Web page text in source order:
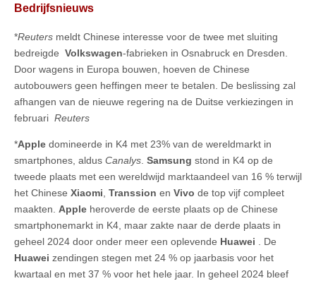
Bedrijfsnieuws
*Reuters meldt Chinese interesse voor de twee met sluiting
bedreigde Volkswagen-fabrieken in Osnabruck en Dresden.
Door wagens in Europa bouwen, hoeven de Chinese
autobouwers geen heffingen meer te betalen. De beslissing zal
afhangen van de nieuwe regering na de Duitse verkiezingen in
februari Reuters
*Apple domineerde in K4 met 23% van de wereldmarkt in
smartphones, aldus Canalys. Samsung stond in K4 op de
tweede plaats met een wereldwijd marktaandeel van 16 % terwijl
het Chinese Xiaomi, Transsion en Vivo de top vijf compleet
maakten. Apple heroverde de eerste plaats op de Chinese
smartphonemarkt in K4, maar zakte naar de derde plaats in
geheel 2024 door onder meer een oplevende Huawei . De
Huawei zendingen stegen met 24 % op jaarbasis voor het
kwartaal en met 37 % voor het hele jaar. In geheel 2024 bleef